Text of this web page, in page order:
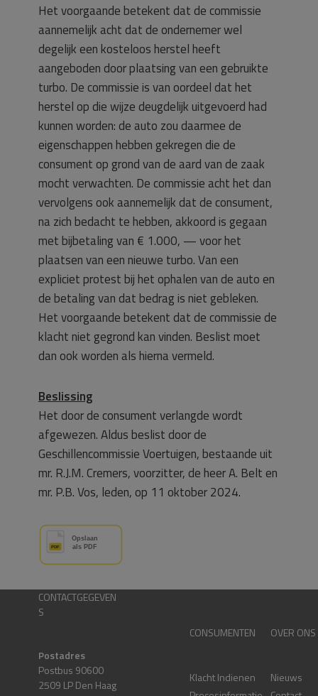
Het voorgaande betekent dat de commissie
aannemelijk acht dat de ondernemer wel
degelijk een kosteloos herstel heeft
aangeboden door plaatsing van een gebruikte
turbo. De commissie is van oordeel dat het
herstel op die wijze deugdelijk uitgevoerd had
kunnen worden: de auto zou daarmee de
eigenschappen hebben gekregen die de
consument op grond van de aard van de zaak
mocht verwachten. De commissie acht het dan
vervolgens ook aannemelijk dat de consument,
na zich bedacht te hebben, akkoord is gegaan
met bijbetaling van € 1.000, — voor het
plaatsen van een nieuwe turbo. Van een
expliciet protest bij het ophalen van de auto en
de betaling van dat bedrag is niet gebleken.
Het voorgaande betekent dat de commissie de
klacht niet gegrond kan vinden. Beslist moet
dan ook worden als hierna vermeld.
Beslissing
Het door de consument verlangde wordt
afgewezen. Aldus beslist door de
Geschillencommissie Voertuigen, bestaande uit
mr. R.J.M. Cremers, voorzitter, de heer A. Belt en
mr. P.B. Vos, leden, op 11 oktober 2024.
CONTACTGEGEVEN
S
Postadres
Postbus 90600
2509 LP Den Haag
CONSUMENTEN
Klacht Indienen
OVER ONS
Nieuws